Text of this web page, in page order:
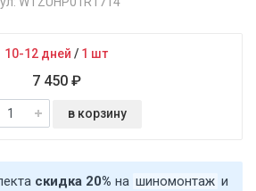
10-12 дней / 1 шт
7 450 ₽
в корзину
скидка 20% на шиномонтаж и